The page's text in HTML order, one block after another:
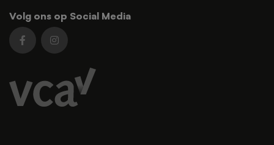
Volg ons op Social Media